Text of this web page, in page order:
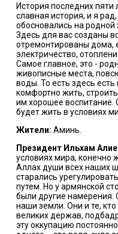
История последних
славная история, и я
обосновались на родной
Здесь для вас созданы
отремонтированы дома,
электричество,
Самое главное, это -
живописные места,
воды. То есть здесь
комфортно жить,
им хорошее
будет жить в условиях
Жители: Аминь.
Президент Ильхам
условиях мира, конечно
Аллах души всех наших
старались
путем. Но у армянской
были другие намерения.
наши земли. Они и те,
великих держав,
эту оккупацию